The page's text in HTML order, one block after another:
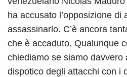
ha accusato l’opposizione di
assassinarlo. C’è ancora
che è accaduto. Qualunque
chiediamo se siamo davvero
dispotico degli attacchi con i